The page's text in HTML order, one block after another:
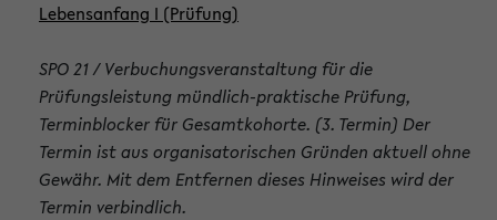
Lebensanfang I (Prüfung)
SPO 21 / Verbuchungsveranstaltung für die
Prüfungsleistung mündlich-praktische Prüfung,
Terminblocker für Gesamtkohorte. (3. Termin) Der
Termin ist aus organisatorischen Gründen aktuell ohne
Gewähr. Mit dem Entfernen dieses Hinweises wird der
Termin verbindlich.